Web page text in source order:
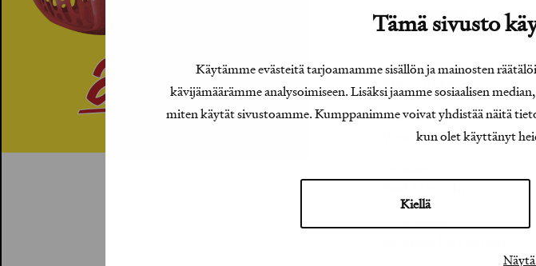
Tämä sivusto
Käytämme evästeitä tarjoamamme sisällön ja mainosten
kävijämäärämme analysoimiseen. Lisäksi jaamme sosiaalisen
miten käytät sivustoamme. Kumppanimme voivat yhdistää näitä
kun olet käyttänyt
Kiellä
Graafinen suunnittelija / Graphic
Sakari Nordman
Graafinen suunnittelija / Graphic
Elina Nikkinen
Art Director
Vesa Kuula